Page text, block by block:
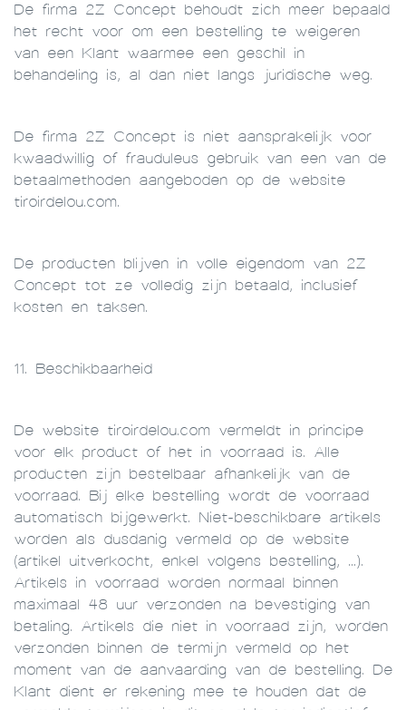
De firma 2Z Concept behoudt zich meer bepaald
het recht voor om een bestelling te weigeren
van een Klant waarmee een geschil in
behandeling is, al dan niet langs juridische weg.
De firma 2Z Concept is niet aansprakelijk voor
kwaadwillig of frauduleus gebruik van een van de
betaalmethoden aangeboden op de website
tiroirdelou.com.
De producten blijven in volle eigendom van 2Z
Concept tot ze volledig zijn betaald, inclusief
kosten en taksen.
11. Beschikbaarheid
De website tiroirdelou.com vermeldt in principe
voor elk product of het in voorraad is. Alle
producten zijn bestelbaar afhankelijk van de
voorraad. Bij elke bestelling wordt de voorraad
automatisch bijgewerkt. Niet-beschikbare artikels
worden als dusdanig vermeld op de website
(artikel uitverkocht, enkel volgens bestelling, ...).
Artikels in voorraad worden normaal binnen
maximaal 48 uur verzonden na bevestiging van
betaling. Artikels die niet in voorraad zijn, worden
verzonden binnen de termijn vermeld op het
moment van de aanvaarding van de bestelling. De
Klant dient er rekening mee te houden dat de